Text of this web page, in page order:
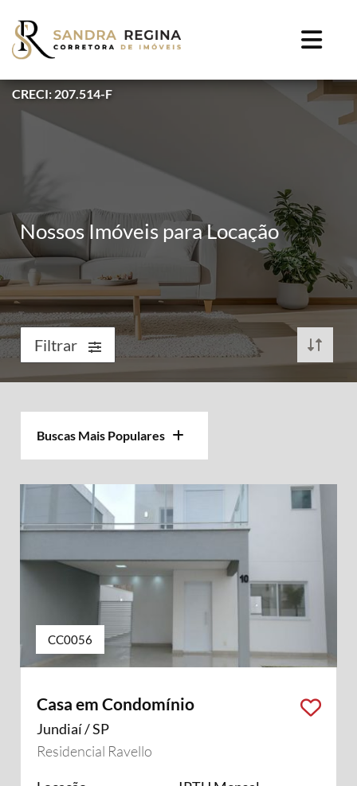
CRECI: 207.514-F
Nossos Imóveis para Locação
Filtrar
Buscas Mais Populares
CC0056
Casa em Condomínio
Jundiaí / SP
Residencial Ravello